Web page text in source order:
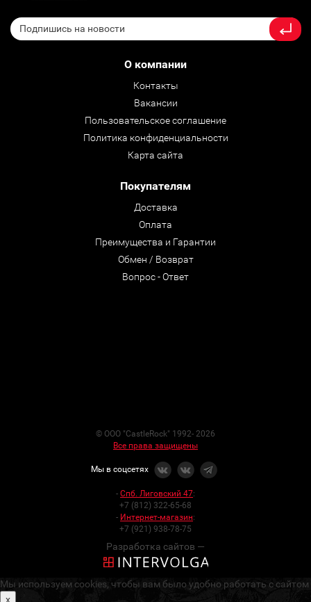
О компании
Контакты
Вакансии
Пользовательское соглашение
Политика конфиденциальности
Карта сайта
Покупателям
Доставка
Оплата
Преимущества и Гарантии
Обмен / Возврат
Вопрос - Ответ
© ООО "CastleRock" 1992- 2026
Все права защищены
Мы в соцсетях
- Спб. Лиговский 47:
+7 (812) 322-65-68
- Интернет-магазин:
+7 (921) 938-78-75
Разработка сайтов —
Мы используем cookies, чтобы вам было удобно работать с сайтом
x